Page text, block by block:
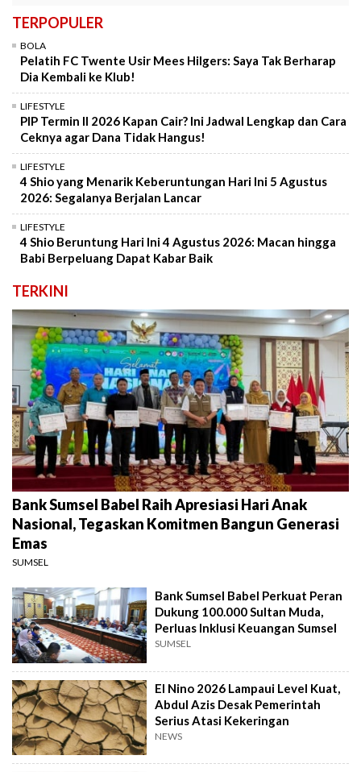
TERPOPULER
BOLA
Pelatih FC Twente Usir Mees Hilgers: Saya Tak Berharap
Dia Kembali ke Klub!
LIFESTYLE
PIP Termin II 2026 Kapan Cair? Ini Jadwal Lengkap dan Cara
Ceknya agar Dana Tidak Hangus!
LIFESTYLE
4 Shio yang Menarik Keberuntungan Hari Ini 5 Agustus
2026: Segalanya Berjalan Lancar
LIFESTYLE
4 Shio Beruntung Hari Ini 4 Agustus 2026: Macan hingga
Babi Berpeluang Dapat Kabar Baik
TERKINI
Bank Sumsel Babel Raih Apresiasi Hari Anak
Nasional, Tegaskan Komitmen Bangun Generasi
Emas
SUMSEL
Bank Sumsel Babel Perkuat Peran
Dukung 100.000 Sultan Muda,
Perluas Inklusi Keuangan Sumsel
SUMSEL
El Nino 2026 Lampaui Level Kuat,
Abdul Azis Desak Pemerintah
Serius Atasi Kekeringan
NEWS